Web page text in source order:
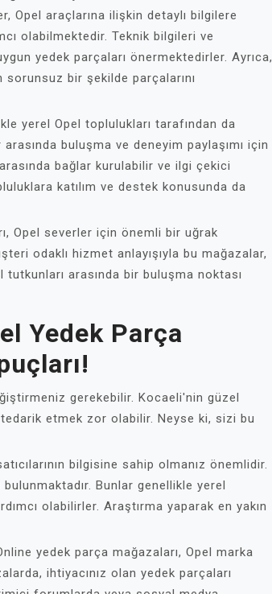
Opel araçlarına ilişkin detaylı bilgilere
olabilmektedir. Teknik bilgileri ve
yedek parçaları önermektedirler. Ayrıca,
bir şekilde parçalarını
yerel Opel toplulukları tarafından da
buluşma ve deneyim paylaşımı için
bağlar kurulabilir ve ilgi çekici
katılım ve destek konusunda da
Opel severler için önemli bir uğrak
odaklı hizmet anlayışıyla bu mağazalar,
arasında bir buluşma noktası
Yedek Parça
gerekebilir. Kocaeli'nin güzel
etmek zor olabilir. Neyse ki, sizi bu
bilgisine sahip olmanız önemlidir.
Bunlar genellikle yerel
olabilirler. Araştırma yaparak en yakın
yedek parça mağazaları, Opel marka
ihtiyacınız olan yedek parçaları